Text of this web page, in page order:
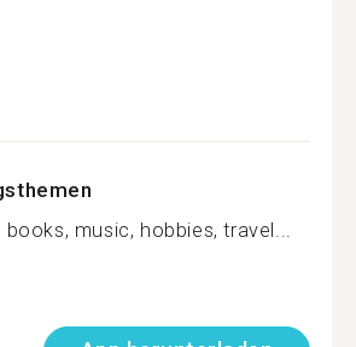
books, music, hobbies, travel...